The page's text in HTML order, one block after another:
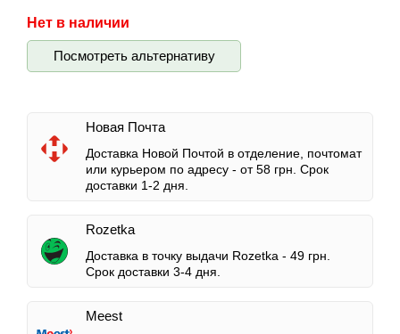
Нет в наличии
Посмотреть альтернативу
Новая Почта
Доставка Новой Почтой в отделение, почтомат
или курьером по адресу - от 58 грн. Срок
доставки 1-2 дня.
Rozetka
Доставка в точку выдачи Rozetka - 49 грн.
Срок доставки 3-4 дня.
Meest